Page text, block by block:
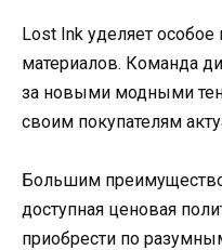
Lost Ink уделяет
материалов. Команда
за новыми модными
своим покупателям
Большим
доступная ценовая
приобрести по